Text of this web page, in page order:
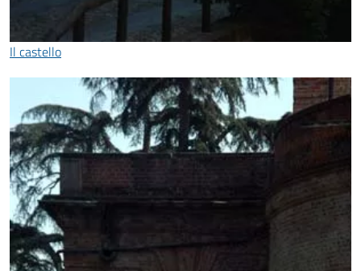
Il castello